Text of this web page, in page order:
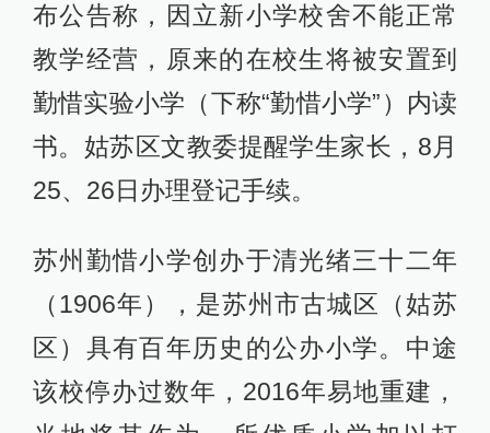
布公告称，因立新小学校舍不能正常
教学经营，原来的在校生将被安置到
勤惜实验小学（下称“勤惜小学”）内读
书。姑苏区文教委提醒学生家长，8月
25、26日办理登记手续。
苏州勤惜小学创办于清光绪三十二年
（1906年），是苏州市古城区（姑苏
区）具有百年历史的公办小学。中途
该校停办过数年，2016年易地重建，